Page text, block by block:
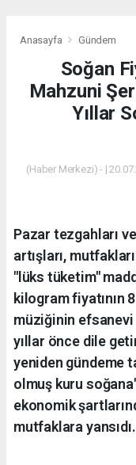
Anasayfa Gündem
Soğan
Mahzuni
Yıllar
(Haber Merkezi) - |
Pazar tezgahları
artışları,
"lüks tüketim"
kilogram fiyatının
müziğinin efsanevi
yıllar önce dile
yeniden gündeme
olmuş kuru
ekonomik
mutfaklara yansıdı.